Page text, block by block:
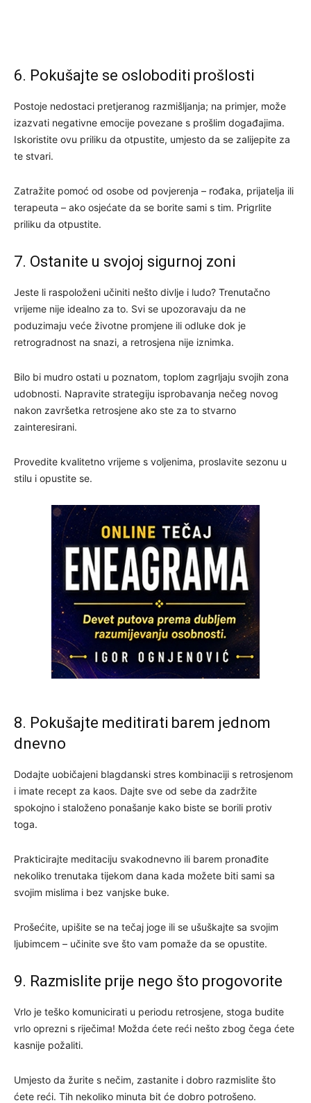
6. Pokušajte se osloboditi prošlosti
Postoje nedostaci pretjeranog razmišljanja; na primjer, može
izazvati negativne emocije povezane s prošlim događajima.
Iskoristite ovu priliku da otpustite, umjesto da se zalijepite za
te stvari.
Zatražite pomoć od osobe od povjerenja – rođaka, prijatelja ili
terapeuta – ako osjećate da se borite sami s tim. Prigrlite
priliku da otpustite.
7. Ostanite u svojoj sigurnoj zoni
Jeste li raspoloženi učiniti nešto divlje i ludo? Trenutačno
vrijeme nije idealno za to. Svi se upozoravaju da ne
poduzimaju veće životne promjene ili odluke dok je
retrogradnost na snazi, a retrosjena nije iznimka.
Bilo bi mudro ostati u poznatom, toplom zagrljaju svojih zona
udobnosti. Napravite strategiju isprobavanja nečeg novog
nakon završetka retrosjene ako ste za to stvarno
zainteresirani.
Provedite kvalitetno vrijeme s voljenima, proslavite sezonu u
stilu i opustite se.
8. Pokušajte meditirati barem jednom
dnevno
Dodajte uobičajeni blagdanski stres kombinaciji s retrosjenom
i imate recept za kaos. Dajte sve od sebe da zadržite
spokojno i staloženo ponašanje kako biste se borili protiv
toga.
Prakticirajte meditaciju svakodnevno ili barem pronađite
nekoliko trenutaka tijekom dana kada možete biti sami sa
svojim mislima i bez vanjske buke.
Prošećite, upišite se na tečaj joge ili se ušuškajte sa svojim
ljubimcem – učinite sve što vam pomaže da se opustite.
9. Razmislite prije nego što progovorite
Vrlo je teško komunicirati u periodu retrosjene, stoga budite
vrlo oprezni s riječima! Možda ćete reći nešto zbog čega ćete
kasnije požaliti.
Umjesto da žurite s nečim, zastanite i dobro razmislite što
ćete reći. Tih nekoliko minuta bit će dobro potrošeno.